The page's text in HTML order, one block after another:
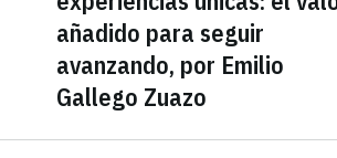
añadido para seguir
avanzando, por Emilio
Gallego Zuazo